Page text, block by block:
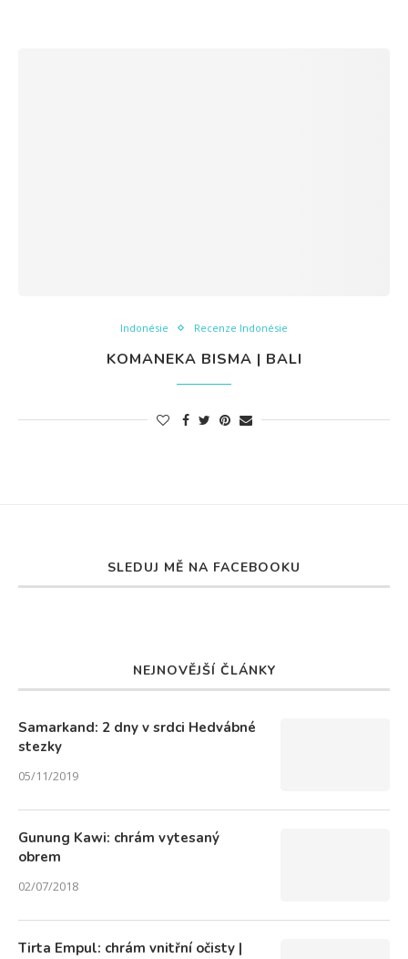
Indonésie Recenze Indonésie
KOMANEKA BISMA | BALI
SLEDUJ MĚ NA FACEBOOKU
NEJNOVĚJŠÍ ČLÁNKY
Samarkand: 2 dny v srdci Hedvábné
stezky
05/11/2019
Gunung Kawi: chrám vytesaný
obrem
02/07/2018
Tirta Empul: chrám vnitřní očisty |